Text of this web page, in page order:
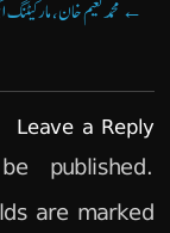
← محمد نعیم خان، مارکیٹنگ
Leave a Reply
published.
are marked